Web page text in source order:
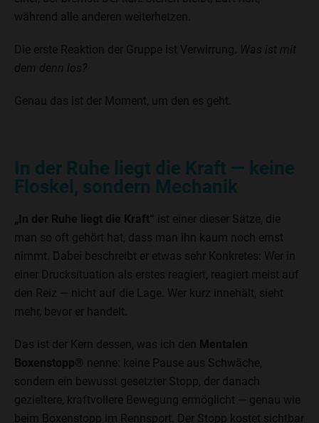
während alle anderen weiterhetzen.
Die erste Reaktion der Gruppe ist Verwirrung. Was ist mit
dem denn los?
Genau das ist der Moment, um den es geht.
In der Ruhe liegt die Kraft — keine
Floskel, sondern Mechanik
„In der Ruhe liegt die Kraft“ ist einer dieser Sätze, die
man so oft gehört hat, dass man ihn kaum noch ernst
nimmt. Dabei beschreibt er etwas sehr Konkretes: Wer in
einer Drucksituation als erstes reagiert, reagiert meist auf
den Reiz — nicht auf die Lage. Wer kurz innehält, sieht
mehr, bevor er handelt.
Das ist der Kern dessen, was ich den Mentalen
Boxenstopp® nenne: keine Pause aus Schwäche,
sondern ein bewusst gesetzter Stopp, der danach
gezieltere, kraftvollere Bewegung ermöglicht — genau wie
beim Boxenstopp im Rennsport. Der Stopp kostet sichtbar